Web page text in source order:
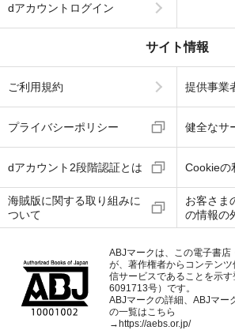
dアカウントログイン
サイト情報
ご利用規約 提供事業
プライバシーポリシー 健全なサ
dアカウント2段階認証とは Cookieの
海賊版に関する取り組みに
ついて
お客さま
の情報の
ABJマークは、この電子書店
が、著作権者からコンテン
信サービスであることを示
6091713号）です。
ABJマークの詳細、ABJマー
の一覧はこちら
→https://aebs.or.jp/